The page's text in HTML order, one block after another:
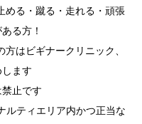
る・蹴る・走れる・頑張
る方！
はビギナークリニック、
ます
止です
ルティエリア内かつ正当な